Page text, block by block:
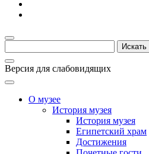
Версия для слабовидящих
О музее
История музея
История музея
Египетский храм
Достижения